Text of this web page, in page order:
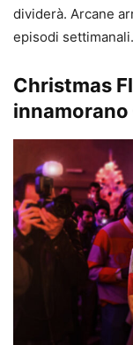
dividerà. Arcane
episodi settimanali.
Christmas
innamorano